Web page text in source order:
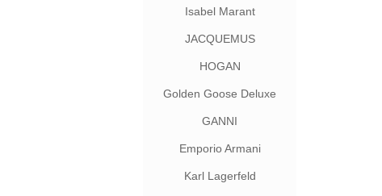
Isabel Marant
JACQUEMUS
HOGAN
Golden Goose Deluxe
GANNI
Emporio Armani
Karl Lagerfeld